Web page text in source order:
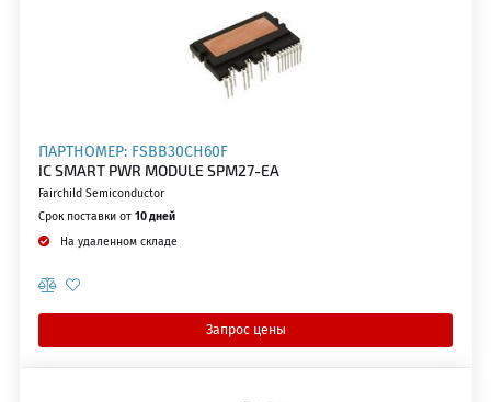
ПАРТНОМЕР: FSBB30CH60F
IC SMART PWR MODULE SPM27-EA
Fairchild Semiconductor
Срок поставки от 10 дней
На удаленном складе
Запрос цены